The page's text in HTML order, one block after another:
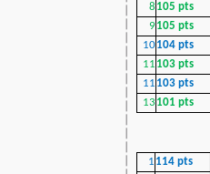
8 105 pts
9105 pts
10104 pts
11 103 pts
11 103 pts
13 101 pts
1 114 pts